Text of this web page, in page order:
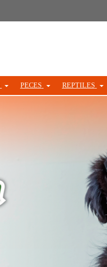
PECES REPTILES